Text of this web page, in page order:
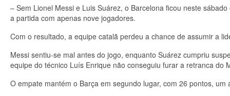
– Sem Lionel Messi e Luis Suárez, o Barcelona ficou neste
a partida com apenas nove jogadores.
Com o resultado, a equipe catalã perdeu a chance de assumir a
Messi sentiu-se mal antes do jogo, enquanto Suárez cumpriu
equipe do técnico Luís Enrique não conseguiu furar a retranca do
O empate mantém o Barça em segundo lugar, com 26 pontos, um